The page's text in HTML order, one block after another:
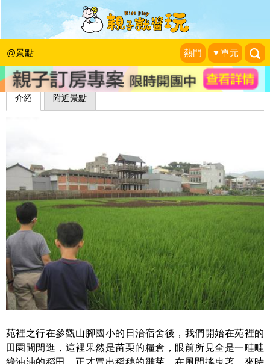
@景點 熱門 ▼單元
見聞美麗的藺草編織文化：藺草文化館
藍子兄弟
介紹 附近景點
苑裡之行在參觀山腳國小的日治宿舍後，我們開始在苑裡的
田園間閒逛，這裡果然是苗栗的糧倉，眼前所見全是一畦畦